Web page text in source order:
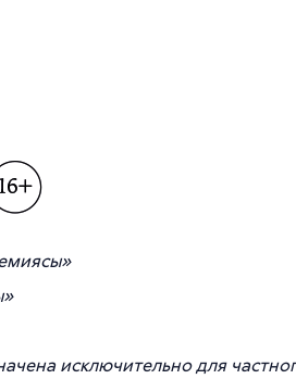
исключительно для